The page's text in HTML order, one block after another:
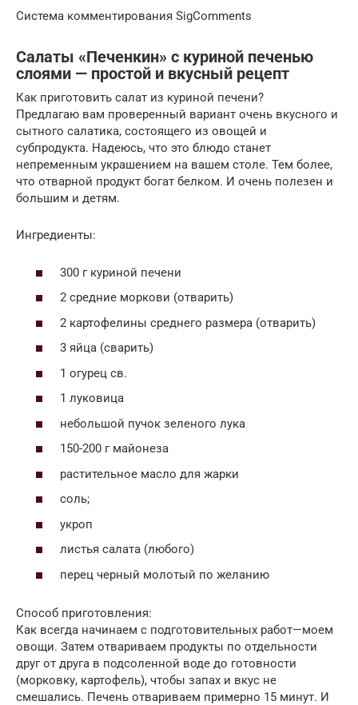
Система комментирования SigComments
Салаты «Печенкин» с куриной печенью
слоями — простой и вкусный рецепт
Как приготовить салат из куриной печени?
Предлагаю вам проверенный вариант очень вкусного и
сытного салатика, состоящего из овощей и
субпродукта. Надеюсь, что это блюдо станет
непременным украшением на вашем столе. Тем более,
что отварной продукт богат белком. И очень полезен и
большим и детям.
Ингредиенты:
300 г куриной печени
2 средние моркови (отварить)
2 картофелины среднего размера (отварить)
3 яйца (сварить)
1 огурец св.
1 луковица
небольшой пучок зеленого лука
150-200 г майонеза
растительное масло для жарки
соль;
укроп
листья салата (любого)
перец черный молотый по желанию
Способ приготовления:
Как всегда начинаем с подготовительных работ—моем
овощи. Затем отвариваем продукты по отдельности
друг от друга в подсоленной воде до готовности
(морковку, картофель), чтобы запах и вкус не
смешались. Печень отвариваем примерно 15 минут. И